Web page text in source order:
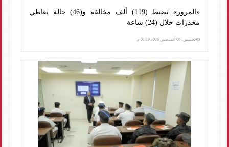
«المرور» تضبط (119) ألف مخالفة و(46) حالة تعاطي
مخدرات خلال (24) ساعة
الخميس، 06 أغسطس 2026 01:19 م